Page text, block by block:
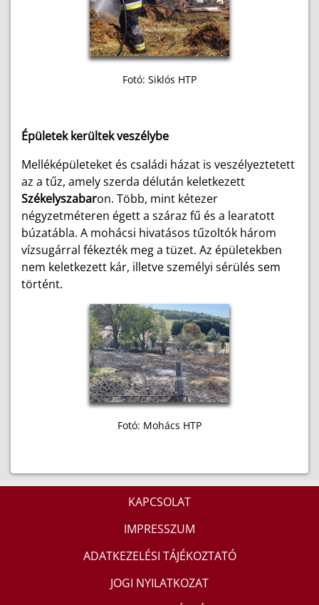
Fotó: Siklós HTP
Épületek kerültek veszélybe
Melléképületeket és családi házat is veszélyeztetett
az a tűz, amely szerda délután keletkezett
Székelyszabaron. Több, mint kétezer
négyzetméteren égett a száraz fű és a learatott
búzatábla. A mohácsi hivatásos tűzoltók három
vízsugárral fékezték meg a tüzet. Az épületekben
nem keletkezett kár, illetve személyi sérülés sem
történt.
Fotó: Mohács HTP
KAPCSOLAT
IMPRESSZUM
ADATKEZELÉSI TÁJÉKOZTATÓ
JOGI NYILATKOZAT